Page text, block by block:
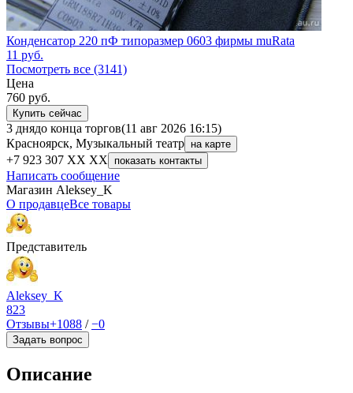
Конденсатор 220 пФ типоразмер 0603 фирмы muRata
11 руб.
Посмотреть все (3141)
Цена
760 руб.
Купить сейчас
3 днядо конца торгов(11 авг 2026 16:15)
Красноярск, Музыкальный театр на карте
+7 923 307 XX XX показать контакты
Написать сообщение
Магазин Aleksey_K
О продавцеВсе товары
Представитель
Aleksey_K
823
Отзывы+1088 /−0
Задать вопрос
Описание